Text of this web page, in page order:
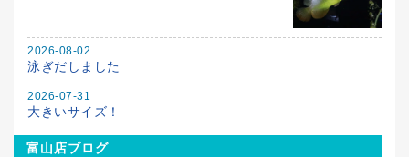
2026-08-02
泳ぎだしました
2026-07-31
大きいサイズ！
富山店ブログ